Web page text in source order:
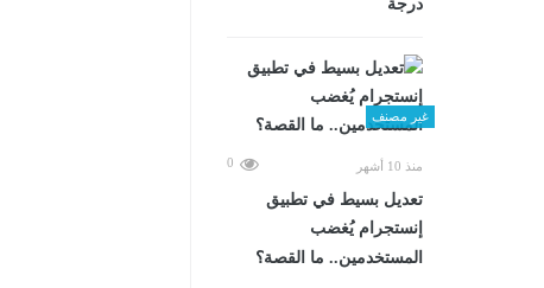
درجة
غير مصنف
منذ 10 أشهر 0
تعديل بسيط في تطبيق
إنستجرام يُغضب
المستخدمين.. ما القصة؟